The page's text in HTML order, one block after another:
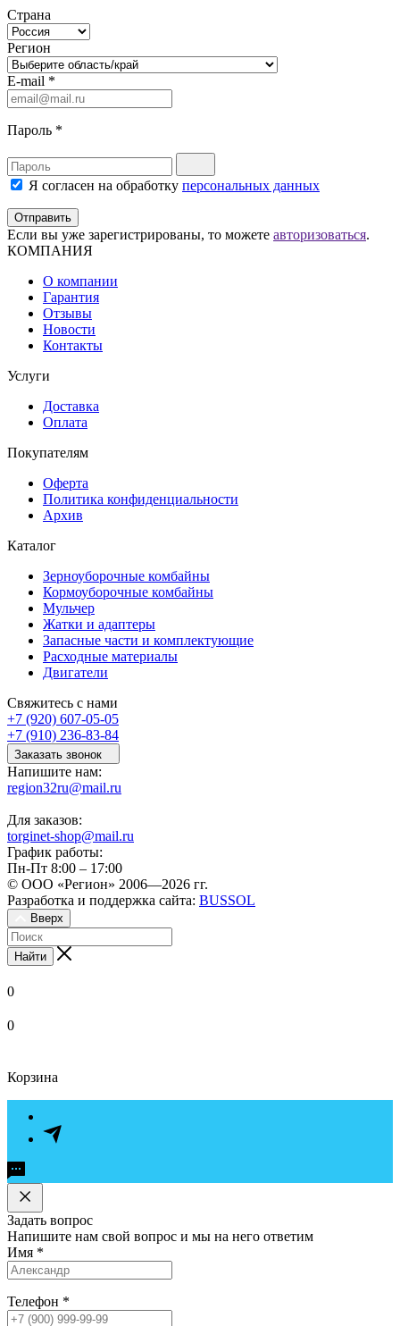
Страна
Регион
E-mail *
Пароль *
Я согласен на обработку персональных данных
Отправить
Если вы уже зарегистрированы, то можете авторизоваться.
КОМПАНИЯ
О компании
Гарантия
Отзывы
Новости
Контакты
Услуги
Доставка
Оплата
Покупателям
Оферта
Политика конфиденциальности
Архив
Каталог
Зерноуборочные комбайны
Кормоуборочные комбайны
Мульчер
Жатки и адаптеры
Запасные части и комплектующие
Расходные материалы
Двигатели
Свяжитесь с нами
+7 (920) 607-05-05
+7 (910) 236-83-84
Заказать звонок
Напишите нам:
region32ru@mail.ru
Для заказов:
torginet-shop@mail.ru
График работы:
Пн-Пт 8:00 – 17:00
© ООО «Регион» 2006—2026 гг.
Разработка и поддержка сайта: BUSSOL
Вверх
Найти
0
0
Корзина
Задать вопрос
Напишите нам свой вопрос и мы на него ответим
Имя *
Телефон *